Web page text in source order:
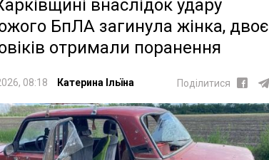
внаслідок удару
БпЛА загинула жінка, двоє
отримали поранення
08:18 Катерина Ільїна Поділитися